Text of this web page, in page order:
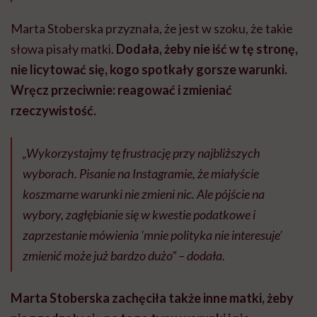
Marta Stoberska przyznała, że jest w szoku, że takie
słowa pisały matki. Dodała, żeby nie iść w tę stronę,
nie licytować się, kogo spotkały gorsze warunki.
Wręcz przeciwnie: reagować i zmieniać
rzeczywistość.
„Wykorzystajmy tę frustrację przy najbliższych
wyborach. Pisanie na Instagramie, że miałyście
koszmarne warunki nie zmieni nic. Ale pójście na
wybory, zagłębianie się w kwestie podatkowe i
zaprzestanie mówienia 'mnie polityka nie interesuje’
zmienić może już bardzo dużo” – dodała.
Marta Stoberska zachęciła także inne matki, żeby